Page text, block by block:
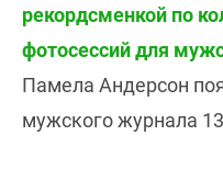
рекордсменкой по
фотосессий для
Памела Андерсон
мужского журнала